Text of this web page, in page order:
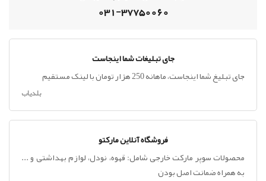
031-37750060
جای تبلیغات شما اینجاست
جای تبلیغ شما اینجاست، ماهانه 250 هزار تومان با لینک مستقیم
بلدیاب
فروشگاه آنلاین مارکتو
محصولات سوپر مارکت خارجی شامل: قهوه، نودل، لوازم بهداشتی و ...
به همراه ضمانت اصل بودن